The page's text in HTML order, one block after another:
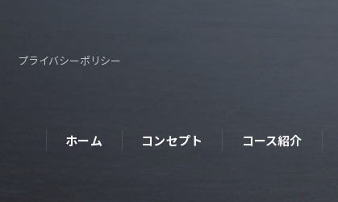
プライバシーポリシー
ホーム コンセプト コース紹介